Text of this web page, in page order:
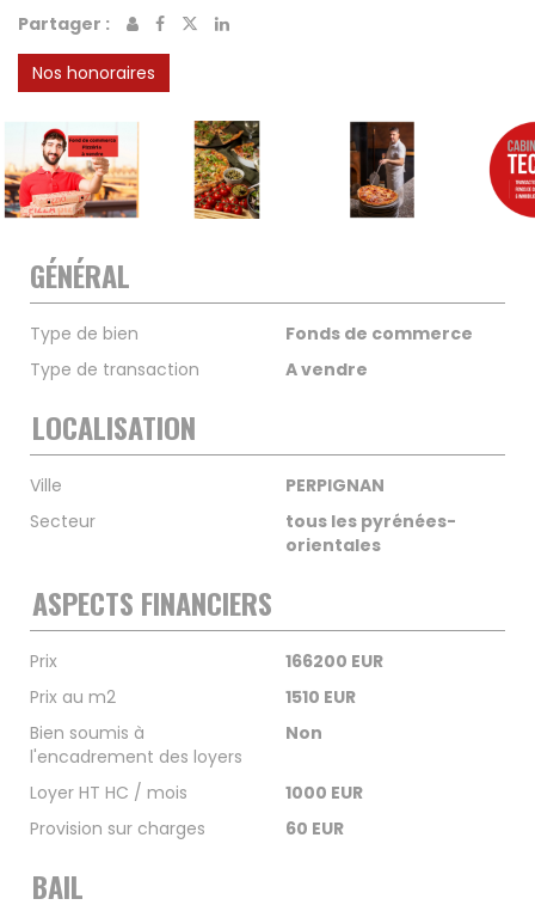
Partager :
Nos honoraires
GÉNÉRAL
Type de bien
Fonds de commerce
Type de transaction
A vendre
LOCALISATION
Ville
PERPIGNAN
Secteur
tous les pyrénées-
orientales
ASPECTS FINANCIERS
Prix
166200 EUR
Prix au m2
1510 EUR
Bien soumis à
l'encadrement des loyers
Non
Loyer HT HC / mois
1000 EUR
Provision sur charges
60 EUR
BAIL